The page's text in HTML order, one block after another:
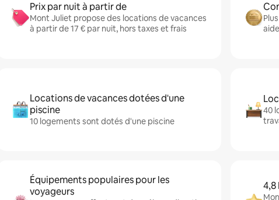
Prix par nuit à partir de
Mont Juliet propose des locations de vacances
à partir de 17 € par nuit, hors taxes et frais
Locations de vacances dotées d'une
piscine
10 logements sont dotés d'une piscine
40
Équipements populaires pour les
voyageurs
4,8